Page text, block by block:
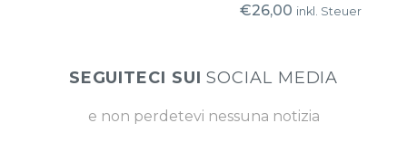
€26,00 inkl. Steuer
SEGUITECI SUI SOCIAL MEDIA
e non perdetevi nessuna notizia